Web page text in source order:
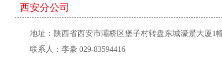
西安分公司
地址：陕西省西安市灞桥区堡子村转盘东城濠景大厦1
联系人：李豪 029-83594416